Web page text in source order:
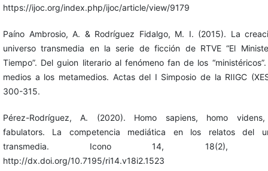
https://ijoc.org/index.php/ijoc/article/view/9179
Paíno Ambrosio, A. & Rodríguez Fidalgo, M. I. (2015). La
universo transmedia en la serie de ficción de RTVE “El
Tiempo”. Del guion literario al fenómeno fan de los
medios a los metamedios. Actas del I Simposio de la RIIGC
300-315.
Pérez-Rodríguez, A. (2020). Homo sapiens, homo
fabulators. La competencia mediática en los relatos del
transmedia. Icono 14, 18(2),
http://dx.doi.org/10.7195/ri14.v18i2.1523